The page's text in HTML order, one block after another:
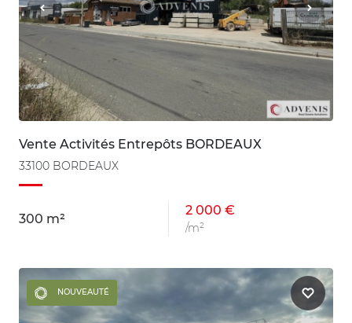
Vente Activités Entrepôts BORDEAUX
33100 BORDEAUX
300 m²
2 000 €
/m²
NOUVEAUTÉ